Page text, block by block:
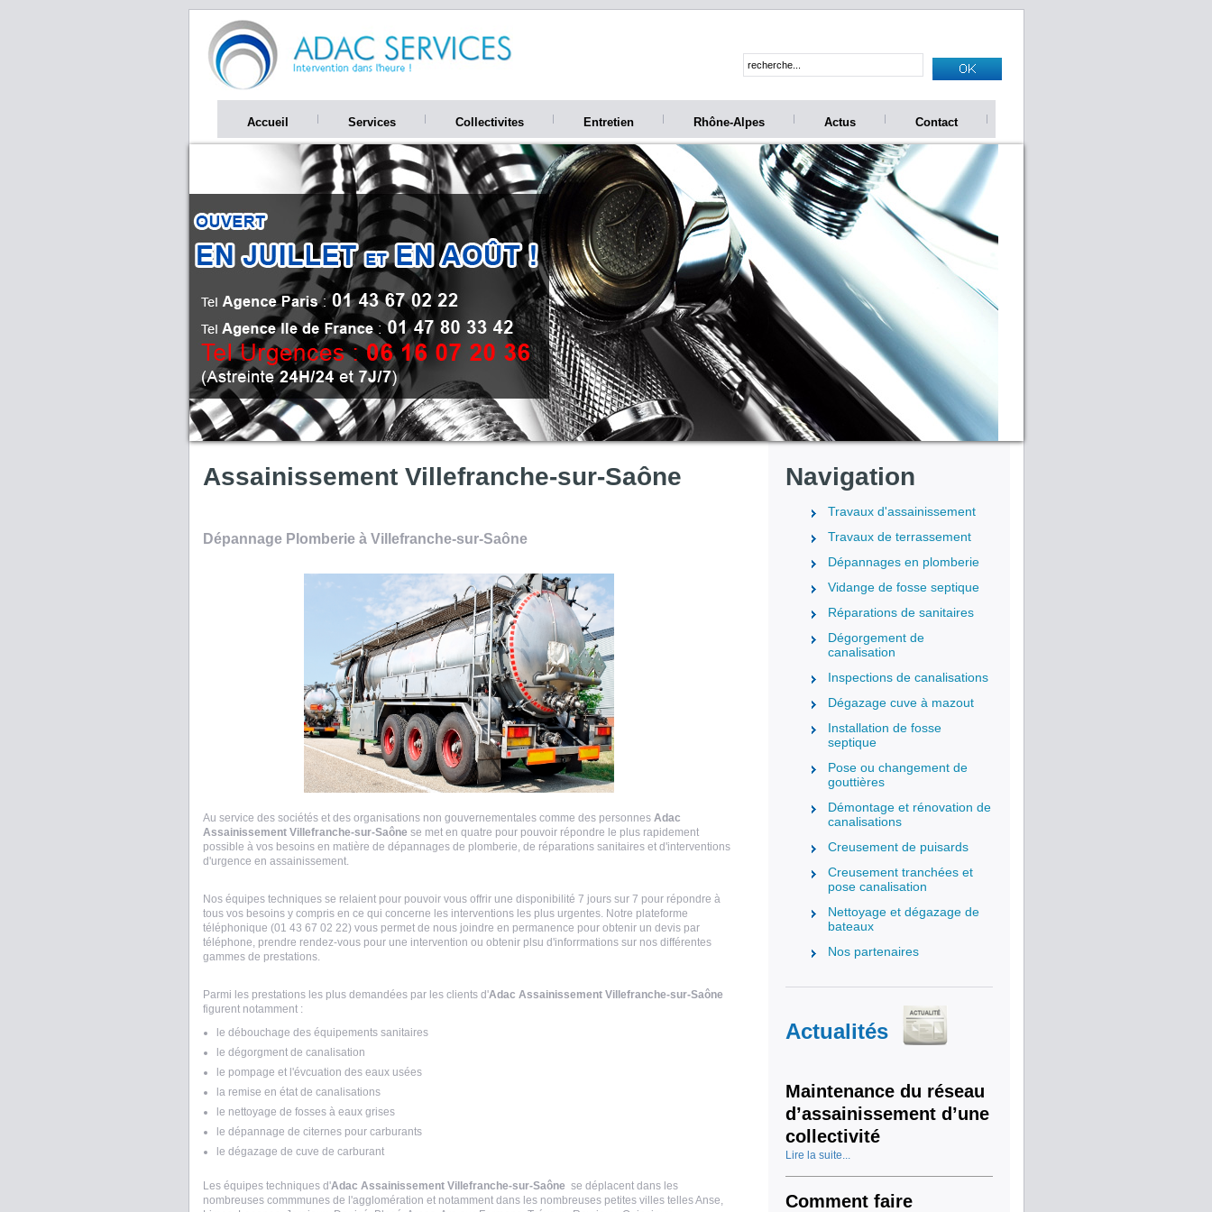
Accueil Services Collectivites Entretien Rhône-Alpes Actus Contact
Assainissement Villefranche-sur-Saône
Dépannage Plomberie à Villefranche-sur-Saône
Au service des sociétés et des organisations non gouvernementales comme des personnes Adac
Assainissement Villefranche-sur-Saône se met en quatre pour pouvoir répondre le plus rapidement
possible à vos besoins en matière de dépannages de plomberie, de réparations sanitaires et d'interventions
d'urgence en assainissement.
Nos équipes techniques se relaient pour pouvoir vous offrir une disponibilité 7 jours sur 7 pour répondre à
tous vos besoins y compris en ce qui concerne les interventions les plus urgentes. Notre plateforme
téléphonique (01 43 67 02 22) vous permet de nous joindre en permanence pour obtenir un devis par
téléphone, prendre rendez-vous pour une intervention ou obtenir plsu d'inforrmations sur nos différentes
gammes de prestations.
Parmi les prestations les plus demandées par les clients d'Adac Assainissement Villefranche-sur-Saône
figurent notamment :
le débouchage des équipements sanitaires
le dégorgment de canalisation
le pompage et l'évcuation des eaux usées
la remise en état de canalisations
le nettoyage de fosses à eaux grises
le dépannage de citernes pour carburants
le dégazage de cuve de carburant
Les équipes techniques d'Adac Assainissement Villefranche-sur-Saône se déplacent dans les
nombreuses commmunes de l'agglomération et notamment dans les nombreuses petites villes telles Anse,
Navigation
Travaux d'assainissement
Travaux de terrassement
Dépannages en plomberie
Vidange de fosse septique
Réparations de sanitaires
Dégorgement de
canalisation
Inspections de canalisations
Dégazage cuve à mazout
Installation de fosse
septique
Pose ou changement de
gouttières
Démontage et rénovation de
canalisations
Creusement de puisards
Creusement tranchées et
pose canalisation
Nettoyage et dégazage de
bateaux
Nos partenaires
Actualités
Maintenance du réseau
d’assainissement d’une
collectivité
Lire la suite...
Comment faire